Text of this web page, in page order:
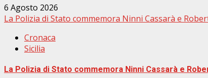
6 Agosto 2026
La Polizia di Stato commemora Ninni Cassarà e
Cronaca
Sicilia
La Polizia di Stato commemora Ninni Cassarà e